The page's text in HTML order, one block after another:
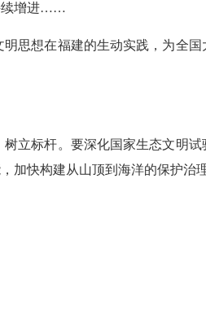
续增进……
想在福建的生动实践，为全国
立标杆。要深化国家生态文明试
加快构建从山顶到海洋的保护治